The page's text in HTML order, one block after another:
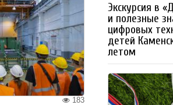
183
Экскурсия в
и полезные
цифровых
детей
летом